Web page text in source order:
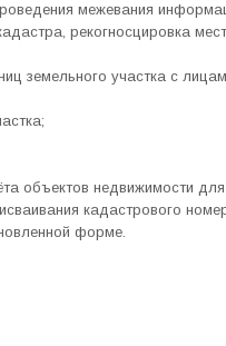
межевания
рекогносцировка
земельного участка с
объектов недвижимости
кадастрового
форме.